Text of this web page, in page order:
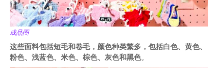
成品图
这些面料包括短毛和卷毛，颜色种类繁多，包括白色、黄色、
粉色、浅蓝色、米色、棕色、灰色和黑色。